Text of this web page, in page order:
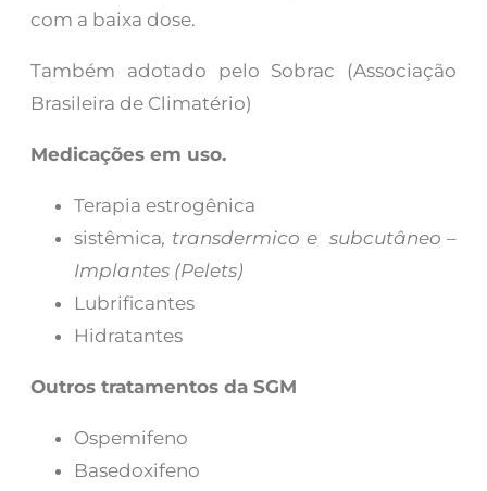
com a baixa dose.
Também adotado pelo Sobrac (Associação
Brasileira de Climatério)
Medicações em uso.
Terapia estrogênica
sistêmica, transdermico e subcutâneo –
Implantes (Pelets)
Lubrificantes
Hidratantes
Outros tratamentos da SGM
Ospemifeno
Basedoxifeno